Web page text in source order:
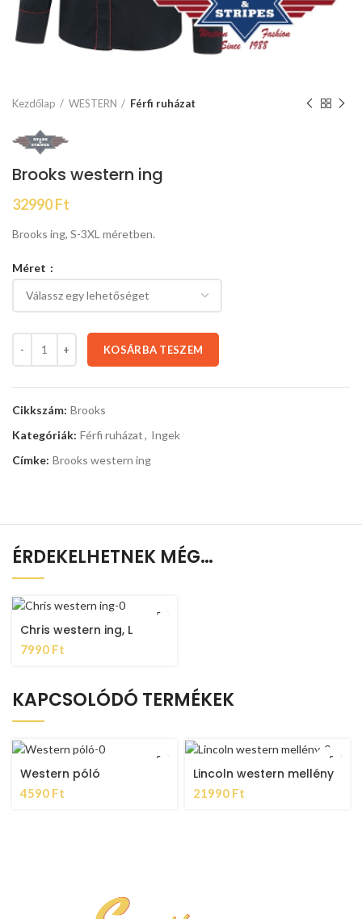
Kezdőlap WESTERN Férfi ruházat
Brooks western ing
32990Ft
Brooks ing, S-3XL méretben.
Méret
KOSÁRBA TESZEM
Cikkszám: Brooks
Kategóriák: Férfi ruházat, Ingek
Címke: Brooks western ing
ÉRDEKELHETNEK MÉG…
Chris western ing, L
7990 Ft
KAPCSOLÓDÓ TERMÉKEK
Western póló
4590 Ft
Lincoln western mellény
21990 Ft